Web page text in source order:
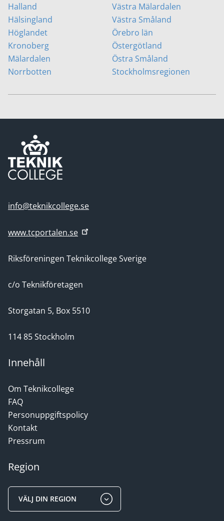
Halland
Hälsingland
Höglandet
Kronoberg
Mälardalen
Norrbotten
Västra Mälardalen
Västra Småland
Örebro län
Östergötland
Östra Småland
Stockholmsregionen
info@teknikcollege.se
www.tcportalen.se
Riksföreningen Teknikcollege Sverige
c/o Teknikföretagen
Storgatan 5, Box 5510
114 85 Stockholm
Innehåll
Om Teknikcollege
FAQ
Personuppgiftspolicy
Kontakt
Pressrum
Region
VÄLJ DIN REGION